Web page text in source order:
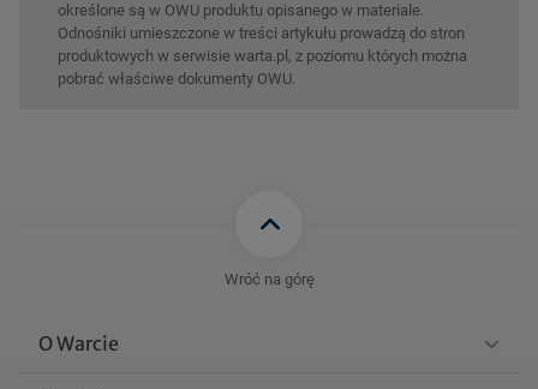
określone są w OWU produktu opisanego w materiale.
Odnośniki umieszczone w treści artykułu prowadzą do stron
produktowych w serwisie warta.pl, z poziomu których można
pobrać właściwe dokumenty OWU.
Wróć na górę
O Warcie